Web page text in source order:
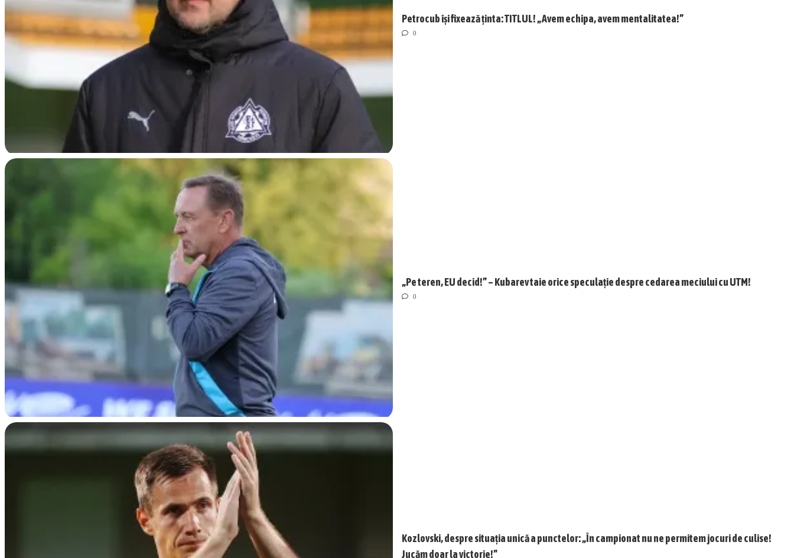
Petrocub își fixează ținta: TITLUL! „Avem echipa, avem mentalitatea!”
0
„Pe teren, EU decid!” – Kubarev taie orice speculație despre cedarea meciului cu UTM!
0
Kozlovski, despre situația unică a punctelor: „În campionat nu ne permitem jocuri de culise!
Jucăm doar la victorie!”